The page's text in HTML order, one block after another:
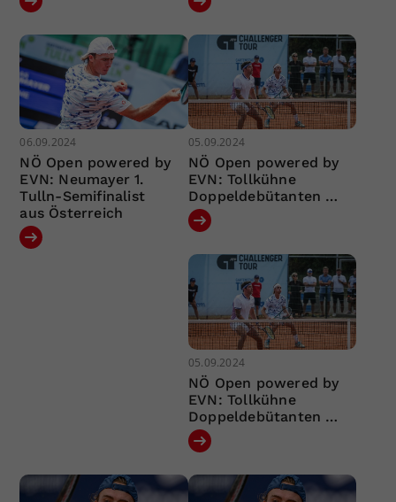
06.09.2024
NÖ Open powered by
EVN: Neumayer 1.
Tulln-Semifinalist
aus Österreich
05.09.2024
NÖ Open powered by
EVN: Tollkühne
Doppeldebütanten …
05.09.2024
NÖ Open powered by
EVN: Tollkühne
Doppeldebütanten …